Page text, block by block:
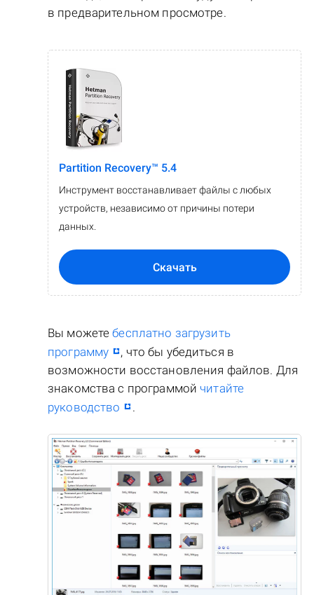
в предварительном просмотре.
Partition Recovery™ 5.4
Инструмент восстанавливает файлы с любых
устройств, независимо от причины потери
данных.
Скачать
Вы можетебесплатно загрузить
программу
, что бы убедиться в
возможности восстановления файлов. Для
знакомства с программойчитайте
руководство
.